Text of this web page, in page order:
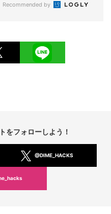
Recommended by
をフォローしよう！
@DIME_HACKS